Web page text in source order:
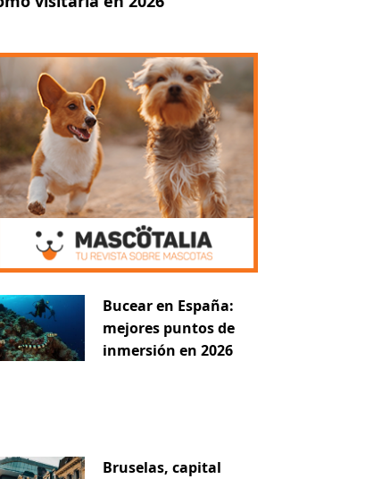
Bucear en España:
mejores puntos de
inmersión en 2026
Bruselas, capital